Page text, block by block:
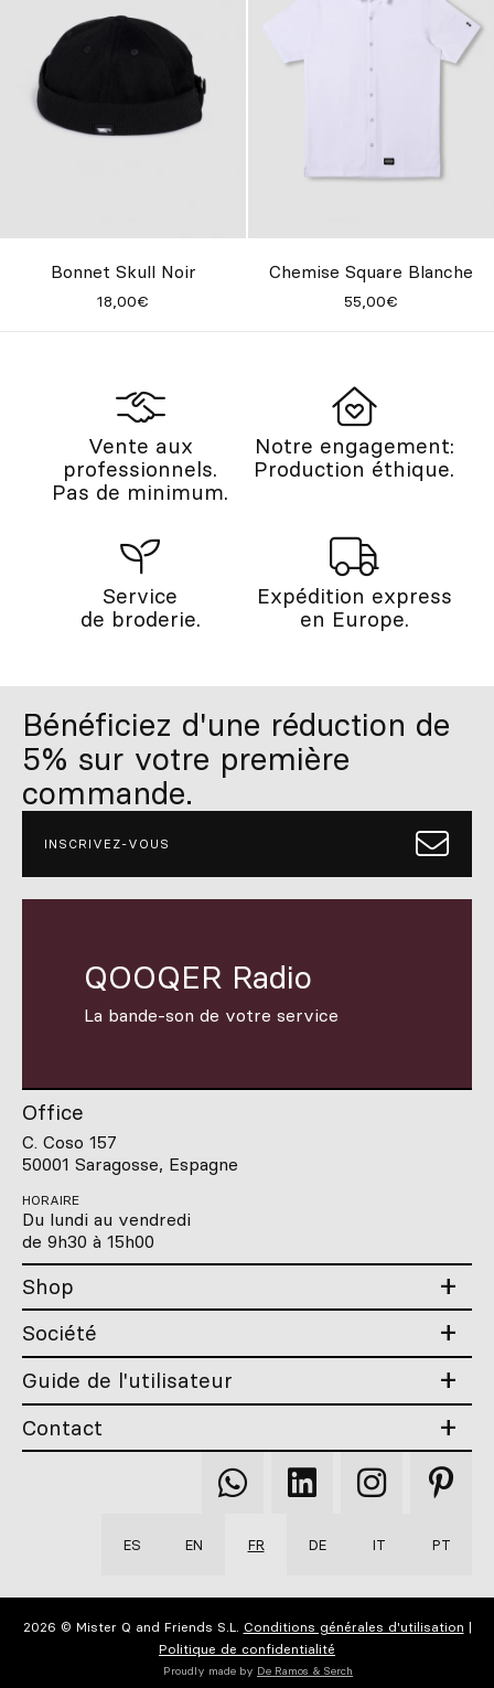
Bonnet Skull Noir
18,00€
Chemise Square Blanche
55,00€
Vente aux
professionnels.
Pas de minimum.
Notre engagement:
Production éthique.
Service
de broderie.
Expédition express
en Europe.
Bénéficiez d'une réduction de
5% sur votre première
commande.
INSCRIVEZ-VOUS
QOOQER Radio
La bande-son de votre service
Office
C. Coso 157
50001 Saragosse, Espagne
HORAIRE
Du lundi au vendredi
de 9h30 à 15h00
Shop
Société
Guide de l'utilisateur
Contact
Qooqer
WhatsApp
Qooqer
Linkedin
Qooqer
Instagram
Qooqer
ES EN FR DE IT PT
2026 © Mister Q and Friends S.L. Conditions générales d'utilisation |
Politique de confidentialité
Proudly made by De Ramos & Serch